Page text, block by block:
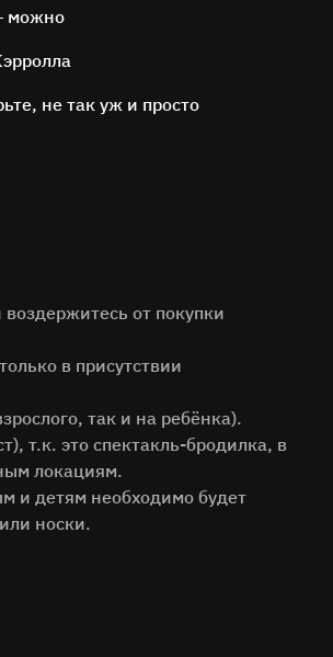
Поиск
можно
не так уж и просто
от покупки
в присутствии
так и на ребёнка).
т.к. это спектакль-бродилка, в
локациям.
и детям необходимо будет
носки.